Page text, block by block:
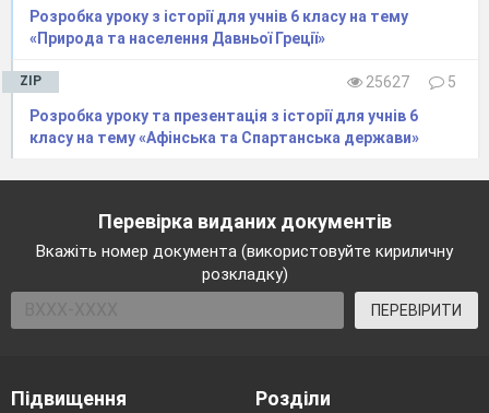
Великої китайської стіни?
У яких умовах відбувалося
будівництво?
Чому стіна отримала свою другу
Робота з таблицею.
За допомогою інформації підручника
на с. 90 – 92, заповніть таблицю.
Династія
існування
206 р. до н.е.
Розробка уроку з історії для учнів 6 класу на тему
«Природа та населення Давньої Греції»
ZIP 25627
5
Розробка уроку та презентація з історії для учнів 6
класу на тему «Афінська та Спартанська держави»
Перевірка виданих документів
Вкажіть номер документа (використовуйте кириличну
розкладку)
ПЕРЕВІРИТИ
Підвищення
Розділи